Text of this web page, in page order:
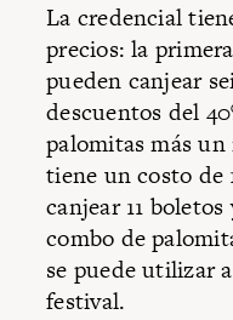
La credencial
precios: la
pueden canjear
descuentos del
palomitas más
tiene un costo de
canjear 11
combo de
se puede utilizar
festival.